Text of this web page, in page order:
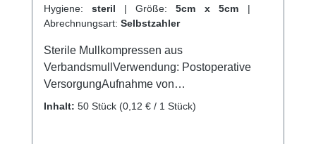
Hygiene: steril | Größe: 5cm x 5cm |
Abrechnungsart: Selbstzahler
Sterile Mullkompressen aus
VerbandsmullVerwendung: Postoperative
VersorgungAufnahme von
FlüssigkeitenVersorgung von
Inhalt: 50 Stück (0,12 € / 1 Stück)